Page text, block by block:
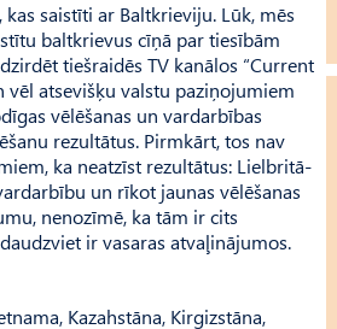
saistīti ar Baltkrieviju. Lūk, mēs
baltkrievus cīņā par tiesībām
tiešraidēs TV kanālos “Current
vēl atsevišķu valstu paziņojumiem
vēlēšanas un vardarbības
rezultātus. Pirmkārt, tos nav
ka neatzīst rezultātus: Lielbritā­
un rīkot jaunas vēlēšanas
nenozīmē, ka tām ir cits
ir vasaras atvaļinājumos.
Kazahstāna, Kirgiz­stāna,